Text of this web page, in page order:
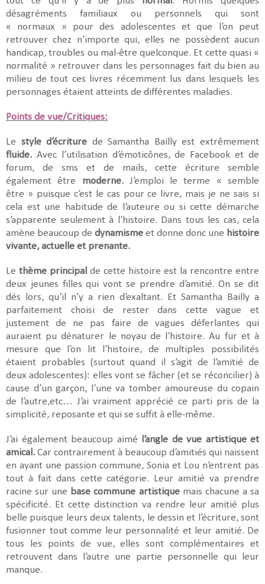
désagréments familiaux ou personnels qui sont
« normaux » pour des adolescentes et que l’on peut
retrouver chez n’importe qui, elles ne possèdent aucun
handicap, troubles ou mal-être quelconque. Et cette quasi «
normalité » retrouver dans les personnages fait du bien au
milieu de tout ces livres récemment lus dans lesquels les
personnages étaient atteints de différentes maladies.
Points de vue/Critiques:
Le style d’écriture de Samantha Bailly est extrêmement
fluide. Avec l’utilisation d’émoticônes, de Facebook et de
forum, de sms et de mails, cette écriture semble
également être moderne.J’emploi le terme « semble
être » puisque c’est le cas pour ce livre, mais je ne sais si
cela est une habitude de l’auteure ou si cette démarche
s’apparente seulement à l’histoire. Dans tous les cas, cela
amène beaucoup de dynamisme et donne donc une histoire
vivante, actuelle et prenante.
Le thème principal de cette histoire est la rencontre entre
deux jeunes filles qui vont se prendre d’amitié. On se dit
dés lors, qu’il n’y a rien d’exaltant. Et Samantha Bailly a
parfaitement choisi de rester dans cette vague et
justement de ne pas faire de vagues déferlantes qui
auraient pu dénaturer le noyau de l’histoire. Au fur et à
mesure que l’on lit l’histoire, de multiples possibilités
étaient probables (surtout quand il s’agit de l’amitié de
deux adolescentes): elles vont se fâcher (et se réconcilier) à
cause d’un garçon, l’une va tomber amoureuse du copain
de l’autre,etc… J’ai vraiment apprécié ce parti pris de la
simplicité, reposante et qui se suffit à elle-même.
J’ai également beaucoup aimé
l’angle de vue artistique et
amical. Car contrairement à beaucoup d’amitiés qui naissent
en ayant une passion commune, Sonia et Lou n’entrent pas
tout à fait dans cette catégorie. Leur amitié va prendre
racine sur une base commune artistiquemais chacune a sa
spécificité. Et cette distinction va rendre leur amitié plus
belle puisque leurs deux talents, le dessin et l’écriture, sont
fusionner tout comme leur personnalité et leur amitié. De
tous les points de vue, elles sont complémentaires et
retrouvent dans l’autre une partie personnelle qui leur
manque.